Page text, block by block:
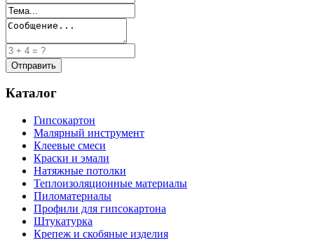
Каталог
Гипсокартон
Малярный инструмент
Клеевые смеси
Краски и эмали
Натяжные потолки
Теплоизоляционные материалы
Пиломатериалы
Профили для гипсокартона
Штукатурка
Крепеж и скобяные изделия